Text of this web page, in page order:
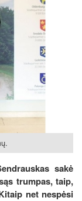
sakė
trumpas, taip,
net nespėsi